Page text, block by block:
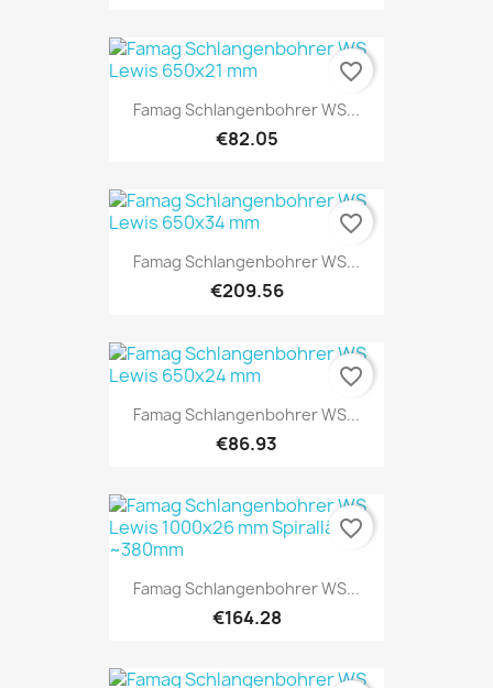
Famag Schlangenbohrer WS...
€82.05
favorite_border
Famag Schlangenbohrer WS...
€209.56
favorite_border
Famag Schlangenbohrer WS...
€86.93
favorite_border
Famag Schlangenbohrer WS...
€164.28
favorite_border